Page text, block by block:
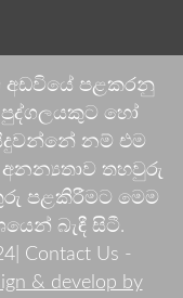
අඩවියේ පළකරනු
හෝ
නම් එම
අනන්‍යතාව තහවුරු
පළකිරීමට මෙම
බැඳී සිටී.
Contact Us -
& develop by